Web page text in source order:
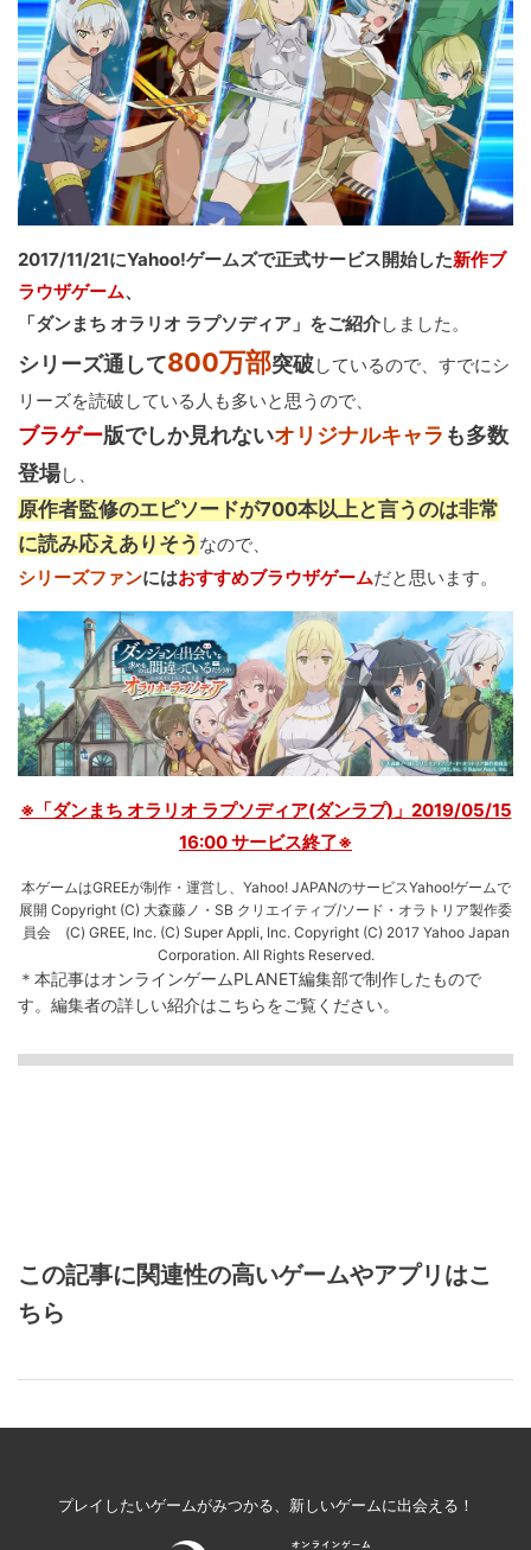
2017/11/21にYahoo!ゲームズで正式サービス開始した新作ブ
ラウザゲーム、
「ダンまち オラリオ ラプソディア」をご紹介しました。
シリーズ通して800万部突破しているので、すでにシ
リーズを読破している人も多いと思うので、
ブラゲー版でしか見れないオリジナルキャラ も多数
登場し、
原作者監修のエピソードが700本以上と言うのは非常
に読み応えありそう なので、
シリーズファンにはおすすめブラウザゲームだと思います。
※「ダンまち オラリオ ラプソディア(ダンラプ)」2019/05/15
16:00 サービス終了※
本ゲームはGREEが制作・運営し、Yahoo! JAPANのサービスYahoo!ゲームで
展開 Copyright (C) 大森藤ノ・SB クリエイティブ/ソード・オラトリア製作委
員会 (C) GREE, Inc. (C) Super Appli, Inc. Copyright (C) 2017 Yahoo Japan
Corporation. All Rights Reserved.
＊本記事はオンラインゲームPLANET編集部で制作したもので
す。 編集者の詳しい紹介はこちらをご覧ください。
この記事に関連性の高いゲームやアプリはこ
ちら
プレイしたいゲームがみつかる、新しいゲームに出会える！